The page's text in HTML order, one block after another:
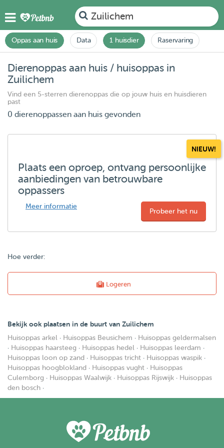
Zuilichem
Oppas aan huis Data 1 huisdier Raservaring
Dierenoppas aan huis / huisoppas in
Zuilichem
Vind een 5-sterren dierenoppas die op jouw huis en huisdieren
past
0 dierenoppassen aan huis gevonden
NIEUW!
Plaats een oproep, ontvang persoonlijke
aanbiedingen van betrouwbare
oppassers
Meer informatie
Probeer het nu
Hoe verder:
Logeren
Bekijk ook plaatsen in de buurt van Zuilichem
Huisoppas arkel · Huisoppas Beusichem · Huisoppas geldermalsen
· Huisoppas haarsteeg · Huisoppas hedel · Huisoppas leerdam ·
Huisoppas loon op zand · Huisoppas tricht · Huisoppas waspik ·
Huisoppas hoogblokland · Huisoppas vught · Huisoppas
Culemborg · Huisoppas Waalwijk · Huisoppas Rijswijk · Huisoppas
den bosch ·